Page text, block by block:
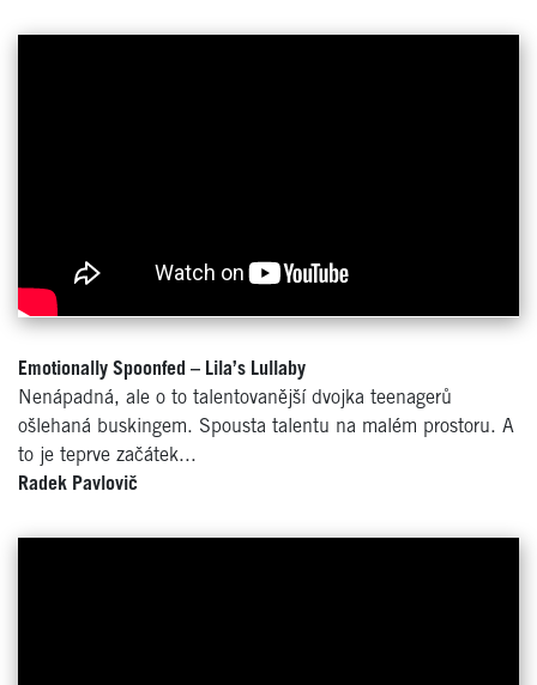
Emotionally Spoonfed – Lila’s Lullaby
Nenápadná, ale o to talentovanější dvojka teenagerů
ošlehaná buskingem. Spousta talentu na malém prostoru. A
to je teprve začátek...
Radek Pavlovič